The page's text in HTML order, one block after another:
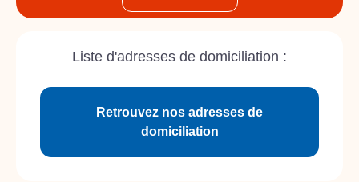
Liste d'adresses de domiciliation :
Retrouvez nos adresses de
domiciliation